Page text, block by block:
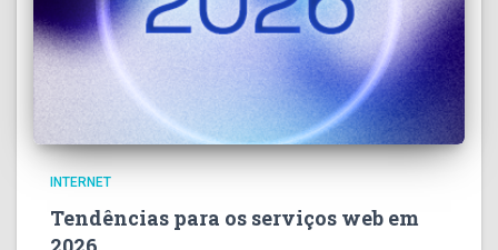
INTERNET
Tendências para os serviços web em